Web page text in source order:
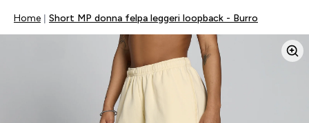
Home Short MP donna felpa leggeri loopback - Burro